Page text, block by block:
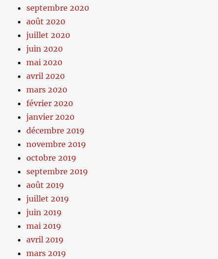
septembre 2020
août 2020
juillet 2020
juin 2020
mai 2020
avril 2020
mars 2020
février 2020
janvier 2020
décembre 2019
novembre 2019
octobre 2019
septembre 2019
août 2019
juillet 2019
juin 2019
mai 2019
avril 2019
mars 2019